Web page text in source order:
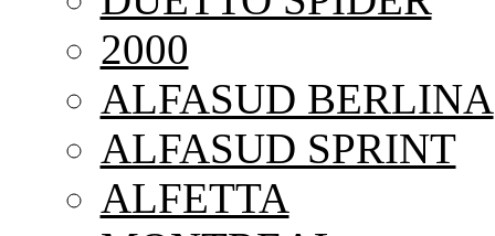
2000
ALFASUD BERLINA
ALFASUD SPRINT
ALFETTA